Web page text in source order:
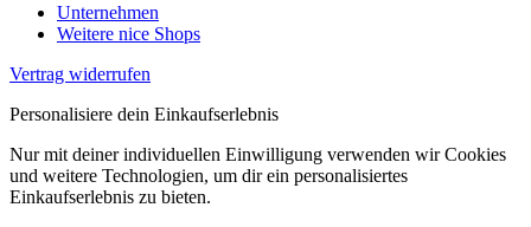
Unternehmen
Weitere nice Shops
Vertrag widerrufen
Personalisiere dein Einkaufserlebnis
Nur mit deiner individuellen Einwilligung verwenden wir Cookies
und weitere Technologien, um dir ein personalisiertes
Einkaufserlebnis zu bieten.